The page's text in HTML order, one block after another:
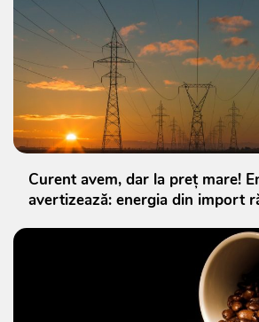
Curent avem, dar la preț mare!
avertizează: energia din import